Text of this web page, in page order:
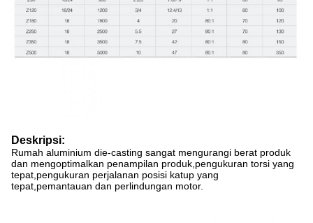
Deskripsi:
Rumah aluminium die-casting sangat mengurangi berat produk
dan mengoptimalkan penampilan produk,pengukuran torsi yang
tepat,pengukuran perjalanan posisi katup yang
tepat,pemantauan dan perlindungan motor.